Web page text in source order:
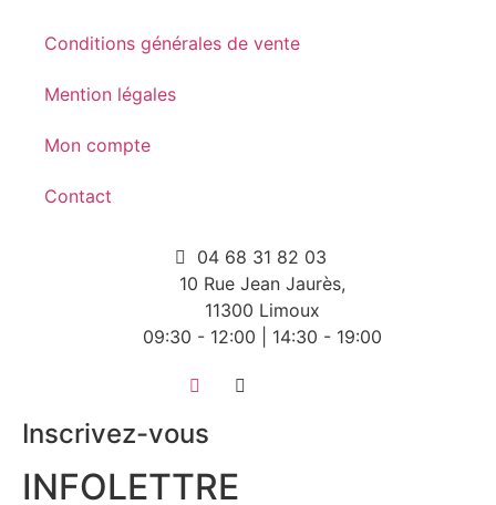
Conditions générales de vente
Mention légales
Mon compte
Contact
04 68 31 82 03
10 Rue Jean Jaurès,
11300 Limoux
09:30 - 12:00 | 14:30 - 19:00
Inscrivez-vous
INFOLETTRE